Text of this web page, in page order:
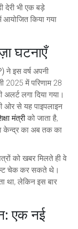
देरी भी एक बड़े
आयोजित किया गया
घटनाएँ
ने इस वर्ष अपनी
2025 में परिणाम 28
लगा दिया गया।
ओर से यह पाइपलाइन
मंत्री को जाता है,
केन्द्र का अब तक का
को खबर मिलते ही वे
चेक कर सकते थे।
था, लेकिन इस बार
एक नई